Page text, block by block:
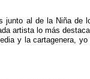
al de la Niña de
artista lo más
y la cartagenera,